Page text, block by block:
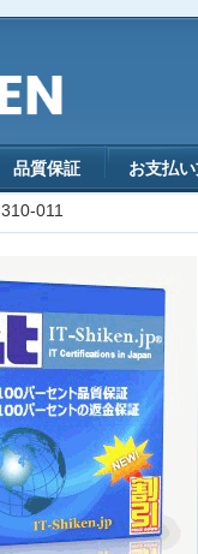
品質保証 お支払
310-011